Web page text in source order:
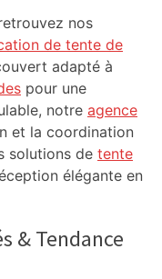
nos
de tente de
adapté à
pour une
notre agence
et la coordination
solutions de tente
élégante en
& Tendance